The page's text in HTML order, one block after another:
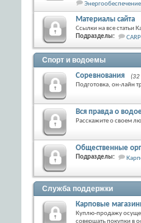
Материалы сайта
Ссылки на все статьи
Подразделы:
Спорт и водоемы
Соревнования
Подготовка, он-лайн
Вся правда о
Расскажите о своем
Общественные
Подразделы:
Служба поддержки
Карповые
Куплю-продажу
совершать покупки в